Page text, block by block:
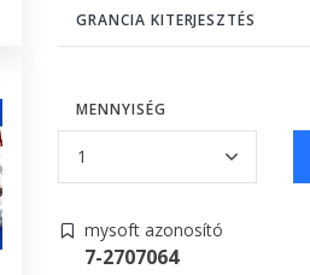
GRANCIA KITERJESZTÉS
MENNYISÉG
mysoft azonosító
7-2707064